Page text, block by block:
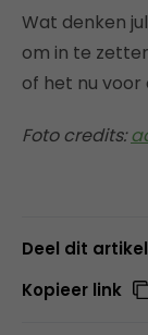
Wat denken
om in te
of het nu
Foto credits:
Deel dit artikel
Kopieer link